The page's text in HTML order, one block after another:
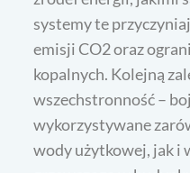
systemy te
emisji CO2 oraz
kopalnych. Kolejną
wszechstronność –
wykorzystywane
wody użytkowej, jak i